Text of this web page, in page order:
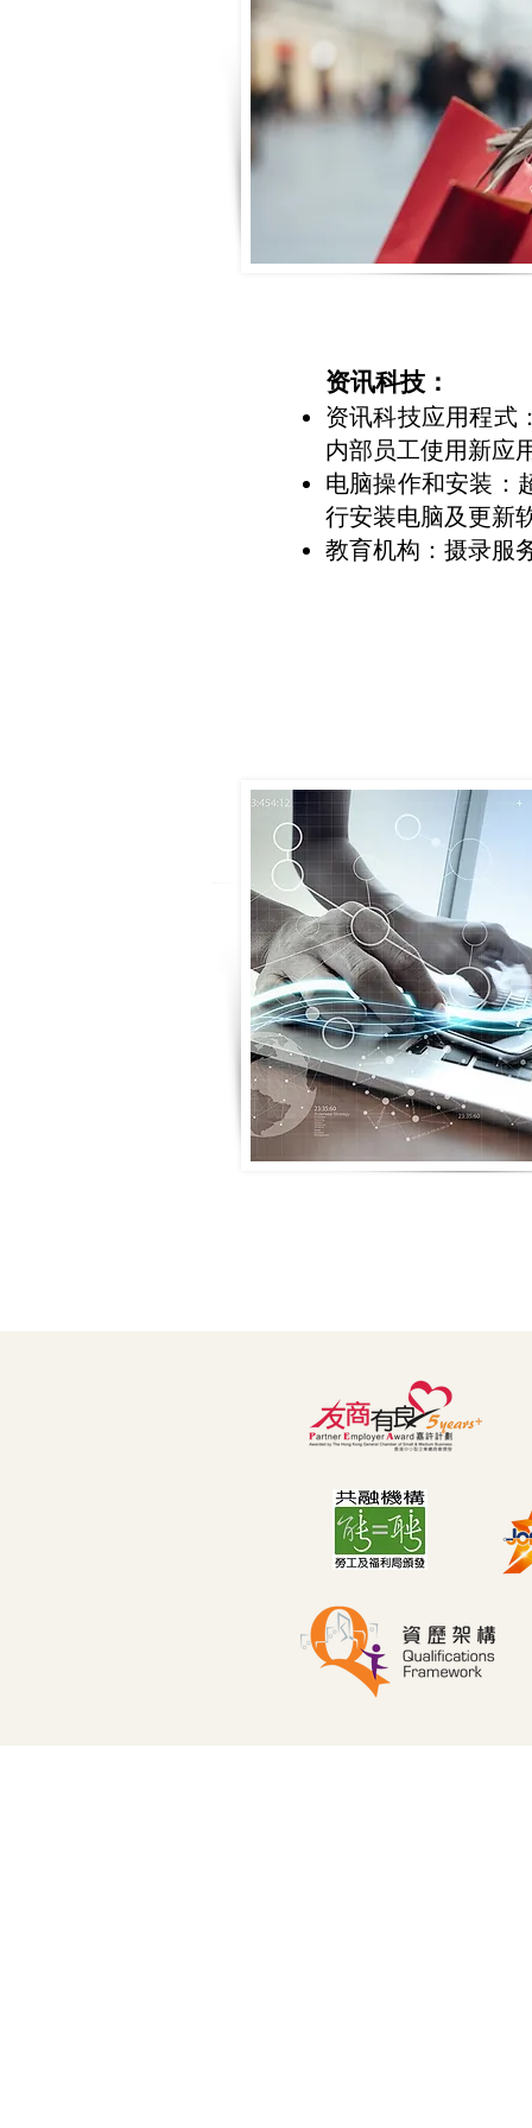
资讯科技：
资讯科技应用程式
内部员工使用新应
电脑操作和安装：
行安装电脑及更新
教育机构：摄录服